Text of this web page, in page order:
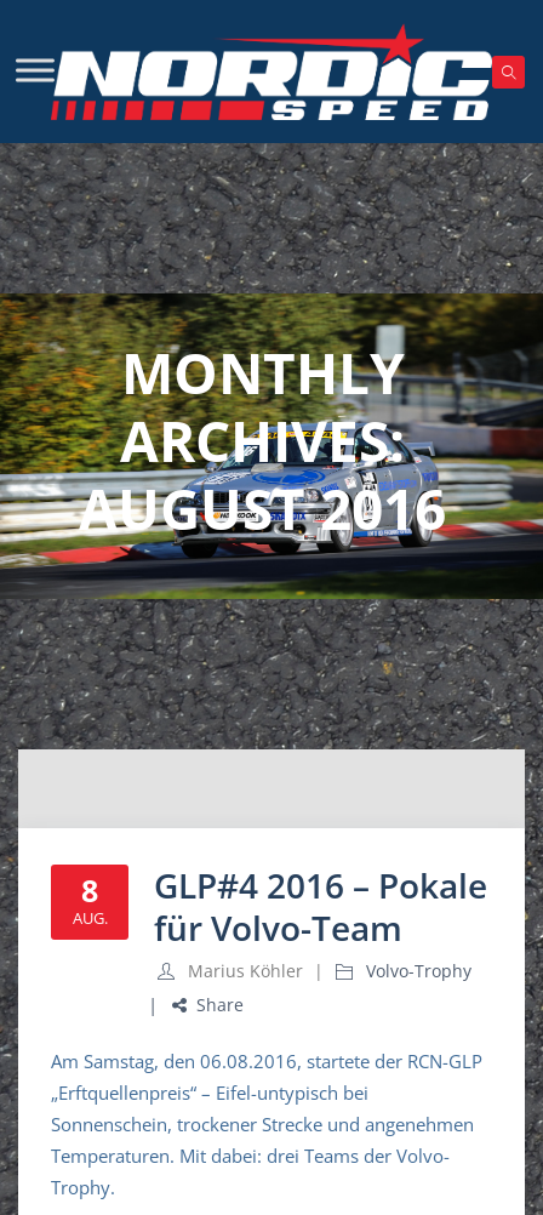
MONTHLY
ARCHIVES:
AUGUST 2016
8
AUG.
GLP#4 2016 – Pokale
für Volvo-Team
Marius Köhler
Volvo-Trophy
Share
Am Samstag, den 06.08.2016, startete der RCN-GLP
„Erftquellenpreis“ – Eifel-untypisch bei
Sonnenschein, trockener Strecke und angenehmen
Temperaturen. Mit dabei: drei Teams der Volvo-
Trophy.